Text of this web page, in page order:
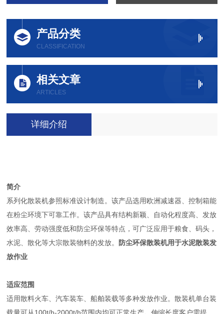
产品分类
CLASSIFICATION
相关文章
ARTICLES
详细介绍
简介
系列化散装机参照标准设计制造。该产品选用欧洲减速器、控制箱能
在粉尘环境下可靠工作。该产品具有结构新颖、自动化程度高、发放
效率高、劳动强度低和防尘环保等特点，可广泛应用于粮食、码头，
水泥、散化等大宗散装物料的发放。 防尘环保散装机用于水泥散装发
放作业
适应范围
适用散料火车、汽车装车、船舶装载等多种发放作业。散装机单台装